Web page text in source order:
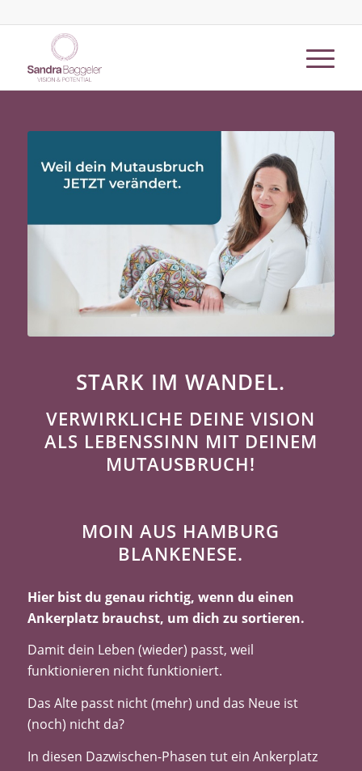
STARK IM WANDEL.
VERWIRKLICHE DEINE VISION
ALS LEBENSSINN MIT DEINEM
MUTAUSBRUCH!
MOIN AUS HAMBURG
BLANKENESE.
Hier bist du genau richtig, wenn du einen
Ankerplatz brauchst, um dich zu sortieren.
Damit dein Leben (wieder) passt, weil
funktionieren nicht funktioniert.
Das Alte passt nicht (mehr) und das Neue ist
(noch) nicht da?
In diesen Dazwischen-Phasen tut ein Ankerplatz